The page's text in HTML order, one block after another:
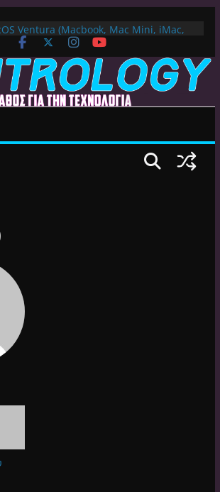
Ventura (Macbook, Mac Mini, iMac,
Προσφορά: 83% Έκπτωση στο
VPN – Δες γιατί αξίζει
GR Kodi: Γιατί Δεν Λειτουργεί Πλέον το
Add-on
Μεταφορά
Launcher για Android TV /
TV: Γρήγορος, Χωρίς Διαφημίσεις και